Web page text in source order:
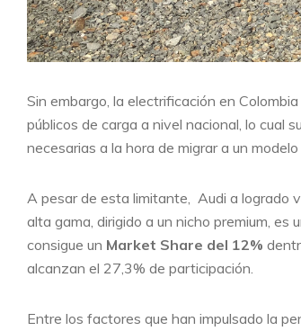
Sin embargo, la electrificación en Colombia
públicos de carga a nivel nacional, lo cual
necesarias a la hora de migrar a un
A pesar de esta limitante, Audi a logrado
alta gama, dirigido a un nicho premium,
consigue un Market Share del 12%
alcanzan el 27,3% de participación.
Entre los factores que han impulsado la